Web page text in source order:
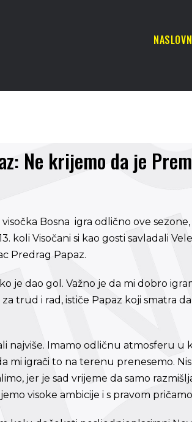
Ne krijemo da je
Bosna igra odlično ove
koli Visočani si kao gosti savladali
Predrag Papaz.
je dao gol. Važno je da mi dobro
trud i rad, ističe Papaz koji smatra
najviše. Imamo odličnu atmosferu
mi igrači to na terenu prenesemo.
jer je sad vrijeme da samo
visoke ambicije i s pravom